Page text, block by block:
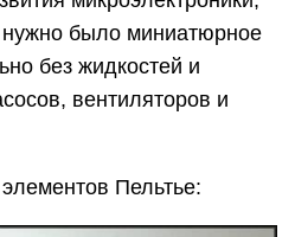
нужно было миниатюрное
без жидкостей и
вентиляторов и
Пельтье: